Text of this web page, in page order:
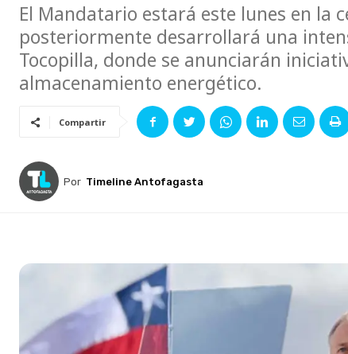
El Mandatario estará este lunes en la
posteriormente desarrollará una
Tocopilla, donde se anunciarán
almacenamiento energético.
Compartir
Por Timeline Antofagasta